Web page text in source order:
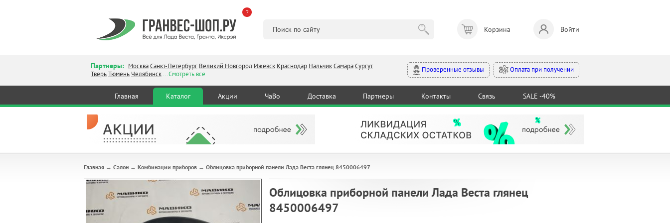
?
Корзина Войти
Партнеры: МоскваСанкт-Петербург Великий Новгород Ижевск Краснодар НальчикСамараСургут
ТверьТюмень Челябинск...Смотреть все
Проверенные отзывы Оплата при получении
Главная Каталог Акции ЧаВо Доставка Партнеры Контакты Связь SALE -40%
Главная → Салон → Комбинации приборов → Облицовка приборной панели Лада Веста глянец 8450006497
Облицовка приборной панели Лада Веста глянец
8450006497